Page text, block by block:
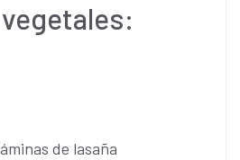
de lasaña